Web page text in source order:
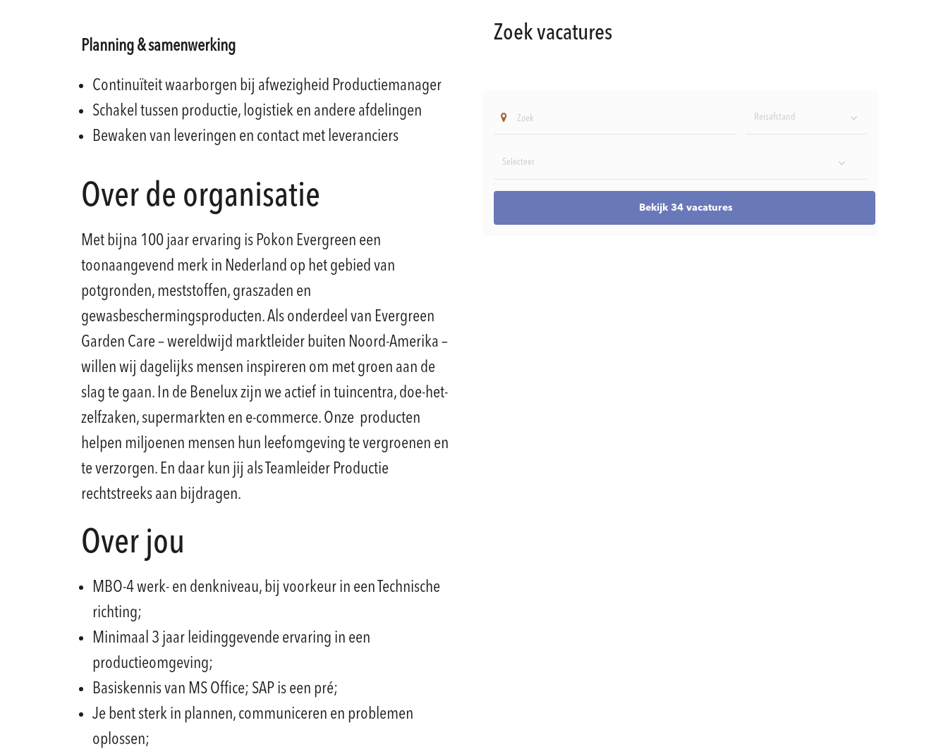
Planning & samenwerking
Continuïteit waarborgen bij afwezigheid Productiemanager
Schakel tussen productie, logistiek en andere afdelingen
Bewaken van leveringen en contact met leveranciers
Over de organisatie
Met bijna 100 jaar ervaring is Pokon Evergreen een
toonaangevend merk in Nederland op het gebied van
potgronden, meststoffen, graszaden en
gewasbeschermingsproducten. Als onderdeel van Evergreen
Garden Care – wereldwijd marktleider buiten Noord-Amerika –
willen wij dagelijks mensen inspireren om met groen aan de
slag te gaan. In de Benelux zijn we actief in tuincentra, doe-het-
zelfzaken, supermarkten en e-commerce. Onze producten
helpen miljoenen mensen hun leefomgeving te vergroenen en
te verzorgen. En daar kun jij als Teamleider Productie
rechtstreeks aan bijdragen.
Over jou
MBO-4 werk- en denkniveau, bij voorkeur in een Technische
richting;
Minimaal 3 jaar leidinggevende ervaring in een
productieomgeving;
Basiskennis van MS Office; SAP is een pré;
Je bent sterk in plannen, communiceren en problemen
oplossen;
Zoek vacatures
Reisafstand
Bekijk 34 vacatures